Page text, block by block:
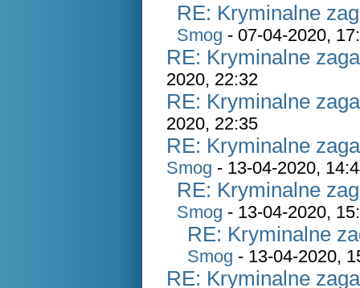
RE: Kryminalne
Smog - 07-04-2020,
RE: Kryminalne
2020, 22:32
RE: Kryminalne
2020, 22:35
RE: Kryminalne
Smog - 13-04-2020,
RE: Kryminalne
Smog - 13-04-2020,
RE: Kryminalne
Smog - 13-04-2020,
RE: Kryminalne